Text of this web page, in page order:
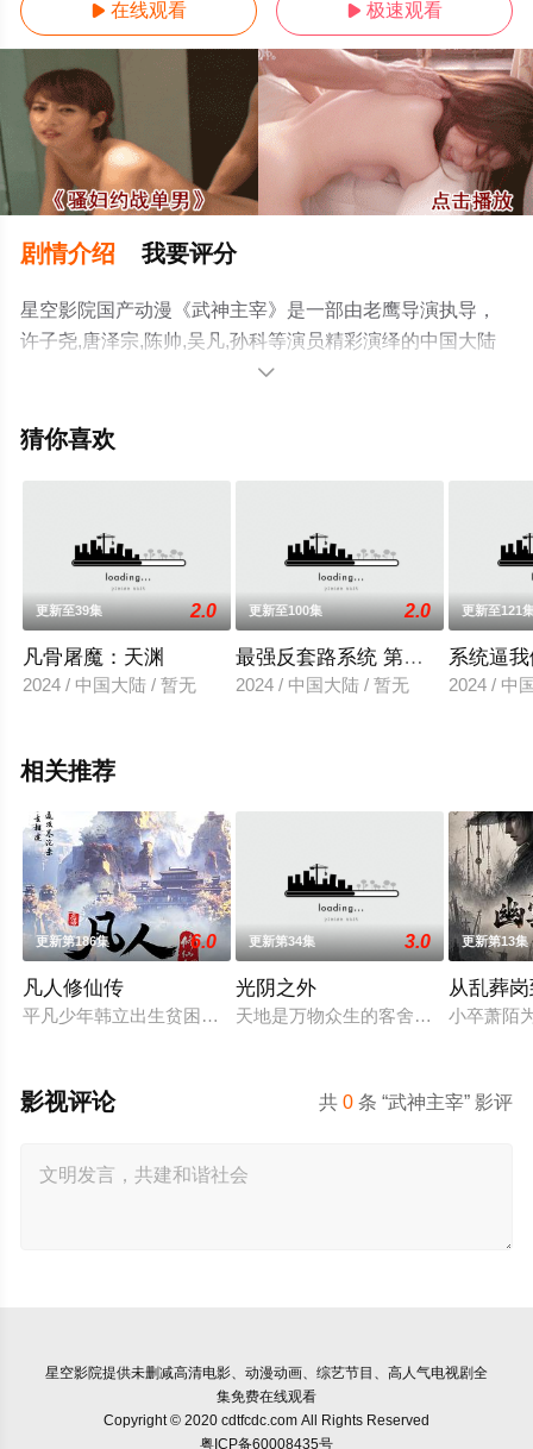
 在线观看  极速观看
剧情介绍 我要评分
星空影院国产动漫《武神主宰》是一部由老鹰导演执导，
许子尧,唐泽宗,陈帅,吴凡,孙科等演员精彩演绎的中国大陆
动漫，手机免费观看高清无删减完整版动漫全集就上星空
等平台了解。

猜你喜欢
更新至39集 2.0
凡骨屠魔：天渊
2024 / 中国大陆 / 暂无
更新至100集 2.0
最强反套路系统 第二季
2024 / 中国大陆 / 暂无
更新至121
系统逼
2024 / 中
相关推荐
更新第186集 6.0
凡人修仙传
平凡少年韩立出生贫困，为了让家人过上更好的生活，自愿前
更新第34集 3.0
光阴之外
天地是万物众生的客舍，光阴是古往
更新第13集
从乱葬
小卒萧陌
共0 条 “武神主宰” 影评
影视评论
星空影院提供未删减高清电影、动漫动画、综艺节目、高人气电视剧全
集免费在线观看
Copyright © 2020 cdtfcdc.com All Rights Reserved
粤ICP备60008435号